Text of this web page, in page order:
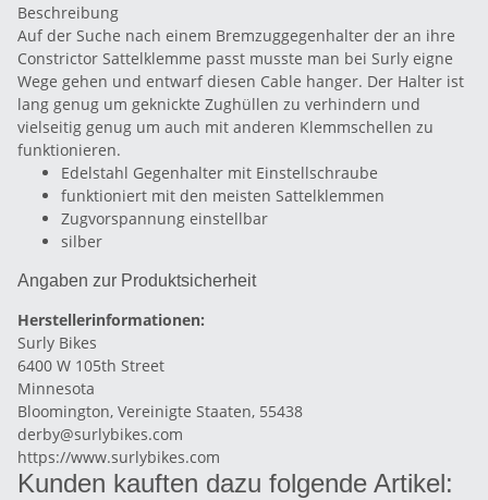
Beschreibung
Auf der Suche nach einem Bremzuggegenhalter der an ihre
Constrictor Sattelklemme passt musste man bei Surly eigne
Wege gehen und entwarf diesen Cable hanger. Der Halter ist
lang genug um geknickte Zughüllen zu verhindern und
vielseitig genug um auch mit anderen Klemmschellen zu
funktionieren.
Edelstahl Gegenhalter mit Einstellschraube
funktioniert mit den meisten Sattelklemmen
Zugvorspannung einstellbar
silber
Angaben zur Produktsicherheit
Herstellerinformationen:
Surly Bikes
6400 W 105th Street
Minnesota
Bloomington, Vereinigte Staaten, 55438
derby@surlybikes.com
https://www.surlybikes.com
Kunden kauften dazu folgende Artikel: